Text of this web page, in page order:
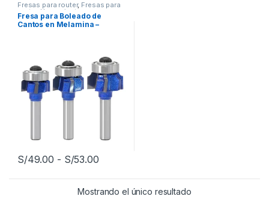
Fresas para router, Fresas para
router Herramientas para
carpintería
Fresa para Boleado de
Cantos en Melamina –
S/49.00 - S/53.00Rango de precios: desde S/49.00
Este producto tiene múltiples variantes. Las opciones se
Mostrando el único resultado